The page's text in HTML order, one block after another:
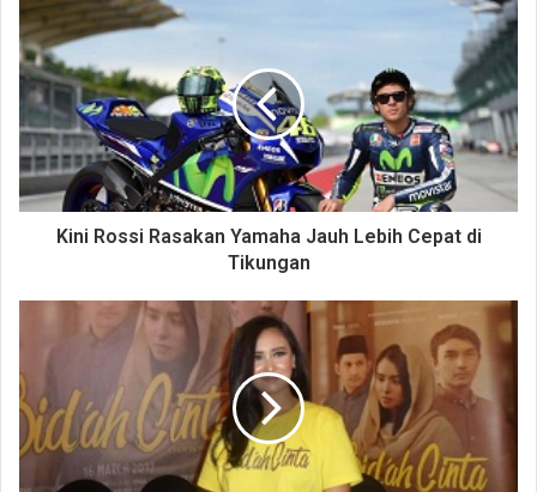
Kini Rossi Rasakan Yamaha Jauh Lebih Cepat di
Tikungan